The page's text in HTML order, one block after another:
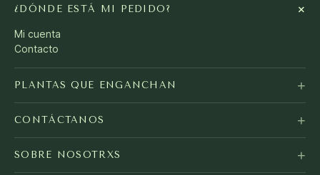
¿DÓNDE ESTÁ MI PEDIDO? +
Mi cuenta
Contacto
PLANTAS QUE ENGANCHAN +
CONTÁCTANOS +
SOBRE NOSOTRXS +